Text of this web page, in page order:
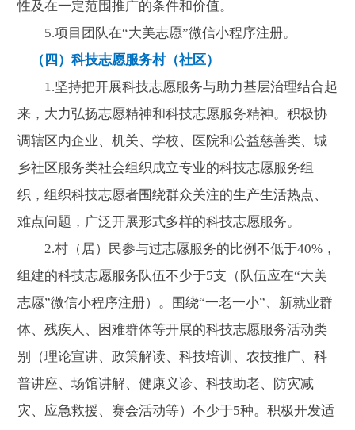
性及在一定范围推广的条件和价值。
5.项目团队在“大美志愿”微信小程序注册。
（四）科技志愿服务村（社区）
1.坚持把开展科技志愿服务与助力基层治理结合起
来，大力弘扬志愿精神和科技志愿服务精神。积极协
调辖区内企业、机关、学校、医院和公益慈善类、城
乡社区服务类社会组织成立专业的科技志愿服务组
织，组织科技志愿者围绕群众关注的生产生活热点、
难点问题，广泛开展形式多样的科技志愿服务。
2.村（居）民参与过志愿服务的比例不低于40%，
组建的科技志愿服务队伍不少于5支（队伍应在“大美
志愿”微信小程序注册）。围绕“一老一小”、新就业群
体、残疾人、困难群体等开展的科技志愿服务活动类
别（理论宣讲、政策解读、科技培训、农技推广、科
普讲座、场馆讲解、健康义诊、科技助老、防灾减
灾、应急救援、赛会活动等）不少于5种。积极开发适